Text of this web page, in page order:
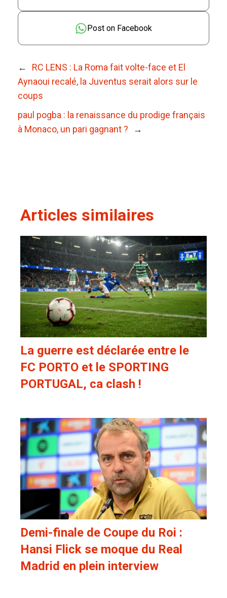
Post on Facebook
←
RC LENS : La Roma fait volte-face et El
Aynaoui recalé, la Juventus serait alors sur le
coups
paul pogba : la renaissance du prodige français
à Monaco, un pari gagnant ?
→
Articles similaires
La guerre est déclarée entre le
FC PORTO et le SPORTING
PORTUGAL, ca clash !
Demi-finale de Coupe du Roi :
Hansi Flick se moque du Real
Madrid en plein interview